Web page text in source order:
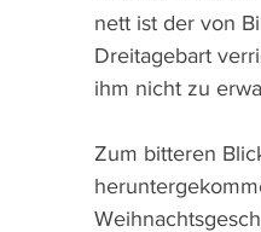
nett ist der von
Dreitagebart
ihm nicht zu
Zum bitteren